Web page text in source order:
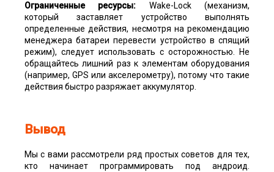
Ограниченные ресурсы: Wake-Lock (механизм,
который заставляет устройство выполнять
определенные действия, несмотря на рекомендацию
менеджера батареи перевести устройство в спящий
режим), следует использовать с осторожностью. Не
обращайтесь лишний раз к элементам оборудования
(например, GPS или акселерометру), потому что такие
действия быстро разряжает аккумулятор.
Вывод
Мы с вами рассмотрели ряд простых советов для тех,
кто начинает программировать под андроид.